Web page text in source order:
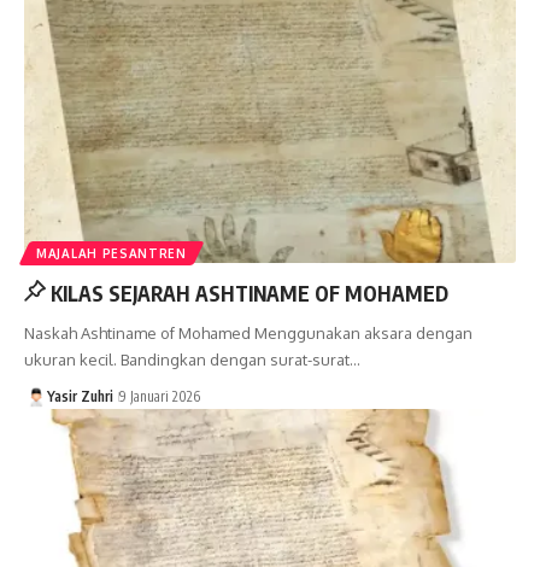
MAJALAH PESANTREN
KILAS SEJARAH ASHTINAME OF MOHAMED
Naskah Ashtiname of Mohamed Menggunakan aksara dengan
ukuran kecil. Bandingkan dengan surat-surat…
Yasir Zuhri 9 Januari 2026